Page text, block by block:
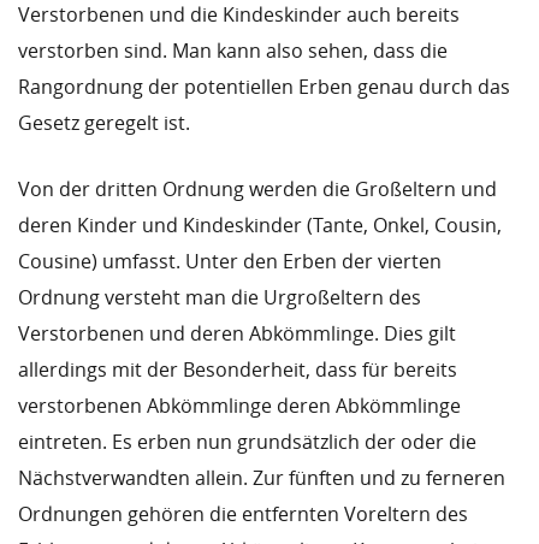
Verstorbenen und die Kindeskinder auch bereits
verstorben sind. Man kann also sehen, dass die
Rangordnung der potentiellen Erben genau durch das
Gesetz geregelt ist.
Von der dritten Ordnung werden die Großeltern und
deren Kinder und Kindeskinder (Tante, Onkel, Cousin,
Cousine) umfasst. Unter den Erben der vierten
Ordnung versteht man die Urgroßeltern des
Verstorbenen und deren Abkömmlinge. Dies gilt
allerdings mit der Besonderheit, dass für bereits
verstorbenen Abkömmlinge deren Abkömmlinge
eintreten. Es erben nun grundsätzlich der oder die
Nächstverwandten allein. Zur fünften und zu ferneren
Ordnungen gehören die entfernten Voreltern des